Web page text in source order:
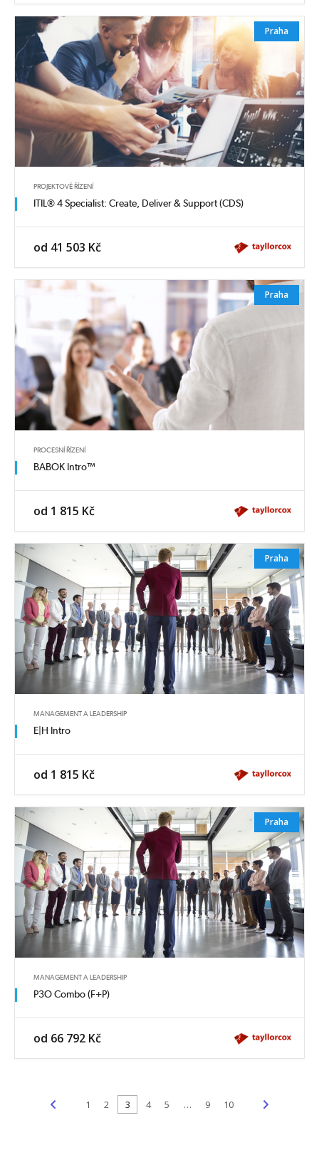
Praha
PROJEKTOVÉ ŘÍZENÍ
ITIL® 4 Specialist: Create, Deliver & Support (CDS)
od 41 503 Kč
Praha
PROCESNÍ ŘÍZENÍ
BABOK Intro™
od 1 815 Kč
Praha
MANAGEMENT A LEADERSHIP
E|H Intro
od 1 815 Kč
Praha
MANAGEMENT A LEADERSHIP
P3O Combo (F+P)
od 66 792 Kč
1 2 3 4 5 … 9 10